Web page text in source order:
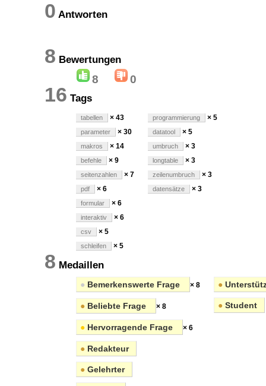
0 Antworten
8 Bewertungen
8 0
16 Tags
tabellen × 43
parameter × 30
makros × 14
befehle × 9
seitenzahlen × 7
pdf × 6
formular × 6
interaktiv × 6
csv × 5
schleifen × 5
programmierung × 5
datatool × 5
umbruch × 3
longtable × 3
zeilenumbruch × 3
datensätze × 3
8 Medaillen
● Bemerkenswerte Frage × 8
● Beliebte Frage × 8
● Hervorragende Frage × 6
● Redakteur
● Gelehrter
●
● Student